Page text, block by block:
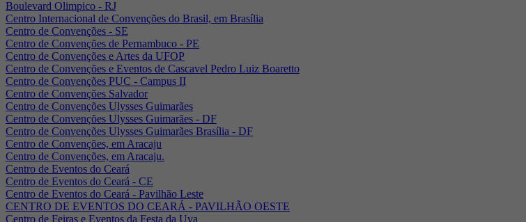
Boulevard Olimpico - RJ
Centro Internacional de Convenções do Brasil, em Brasília
Centro de Convenções - SE
Centro de Convenções de Pernambuco - PE
Centro de Convenções e Artes da UFOP
Centro de Convenções e Eventos de Cascavel Pedro Luiz Boaretto
Centro de Convenções PUC - Campus II
Centro de Convenções Salvador
Centro de Convenções Ulysses Guimarães
Centro de Convenções Ulysses Guimarães - DF
Centro de Convenções Ulysses Guimarães Brasília - DF
Centro de Convenções, em Aracaju
Centro de Convenções, em Aracaju.
Centro de Eventos do Ceará
Centro de Eventos do Ceará - CE
Centro de Eventos do Ceará - Pavilhão Leste
CENTRO DE EVENTOS DO CEARÁ - PAVILHÃO OESTE
Centro de Feiras e Eventos da Festa da Uva